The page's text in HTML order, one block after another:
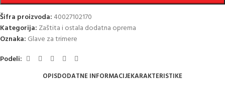
Šifra proizvoda: 40027102170
Kategorija: Zaštita i ostala dodatna oprema
Oznaka: Glave za trimere
Podeli:
OPISDODATNE INFORMACIJEKARAKTERISTIKE